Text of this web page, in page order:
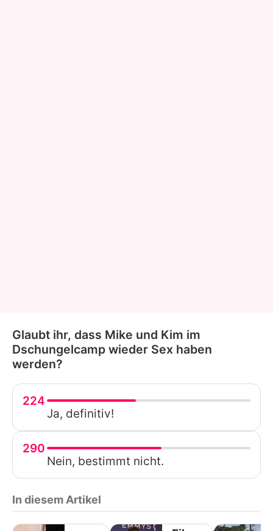
Glaubt ihr, dass Mike und Kim im
Dschungelcamp wieder Sex haben
werden?
224
Ja, definitiv!
290
Nein, bestimmt nicht.
In diesem Artikel